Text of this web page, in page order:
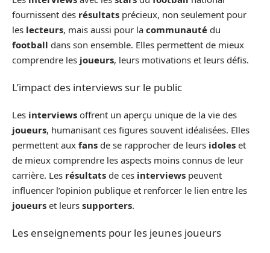
fournissent des résultats précieux, non seulement pour
les lecteurs, mais aussi pour la communauté du
football dans son ensemble. Elles permettent de mieux
comprendre les joueurs, leurs motivations et leurs défis.
L’impact des interviews sur le public
Les interviews offrent un aperçu unique de la vie des
joueurs, humanisant ces figures souvent idéalisées. Elles
permettent aux fans de se rapprocher de leurs idoles et
de mieux comprendre les aspects moins connus de leur
carrière. Les résultats de ces interviews peuvent
influencer l’opinion publique et renforcer le lien entre les
joueurs et leurs supporters.
Les enseignements pour les jeunes joueurs